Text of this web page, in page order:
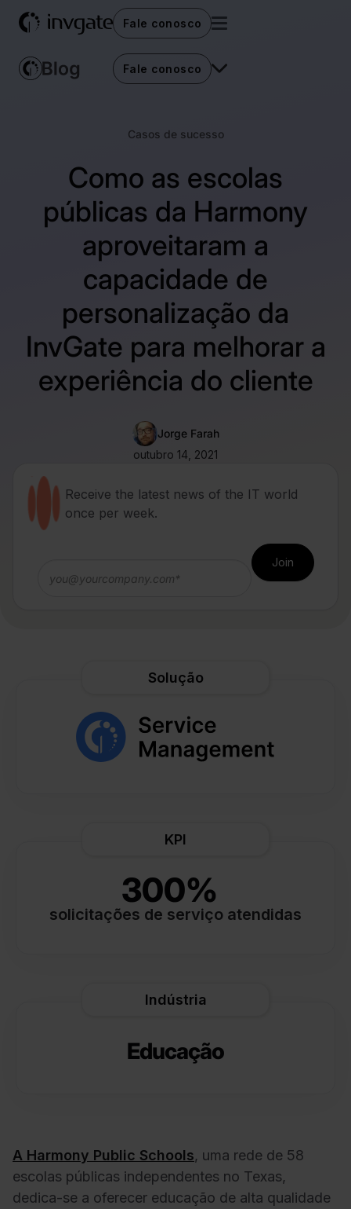
Fale conosco
Fale conosco
Casos de sucesso
Como as escolas
públicas da Harmony
aproveitaram a
capacidade de
personalização da
InvGate para melhorar a
experiência do cliente
Jorge Farah
outubro 14, 2021
Receive the latest news of the IT world
once per week.
Solução
300%
solicitações de serviço atendidas
KPI
Educação
Indústria
A Harmony Public Schools, uma rede de 58
escolas públicas independentes no Texas,
dedica-se a oferecer educação de alta qualidade